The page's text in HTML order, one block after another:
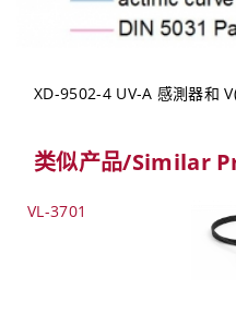
XD-9502-4 UV-A 感測器和
类似产品/Similar
VL-3701